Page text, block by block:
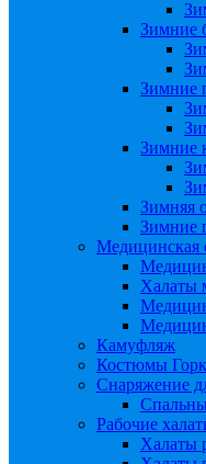
Зимние
Зимние
Зимние
Зимняя
Зимние
Медицинская
Халаты
Камуфляж
Костюмы
Снаряжение
Рабочие
Халаты